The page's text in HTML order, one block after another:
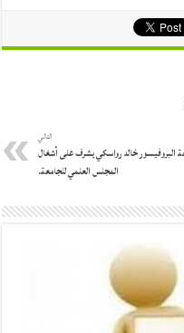
التالي
البروفيسور خالد رواسكي يشرف على أشغال
المجلس العلمي للجامعة.